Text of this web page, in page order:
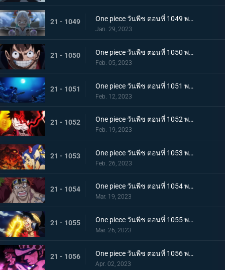
21 - 1049 One piece วันพีช ตอนที่ 1049 พากย์ไทย ลูฟี่โบยบิน! ล้างแค้นร้อยอสูร
Jan. 29, 2023
21 - 1050 One piece วันพีช ตอนที่ 1050 พากย์ไทย มังกร 2 ตัวเผชิญหน้า! ความมุ่งมั่นของโมโมโนะสุเกะ!
Feb. 05, 2023
21 - 1051 One piece วันพีช ตอนที่ 1051 พากย์ไทย ตำนานกลับมาอีกครั้ง! หมัดของลูฟี่คำรามบนท้องฟ้า
Feb. 12, 2023
21 - 1052 One piece วันพีช ตอนที่ 1052 พากย์ไทย สถาการณ์ตึงเครียด! จุดจบของโอนิกาชิมะ!
Feb. 19, 2023
21 - 1053 One piece วันพีช ตอนที่ 1053 พากย์ไทย ซันจิกลายพันธุ์ แขนทั้ง 2 เจอวิกฤติ!
Feb. 26, 2023
21 - 1054 One piece วันพีช ตอนที่ 1054 พากย์ไทย คู่หูต้องตาย! เดิมพันมรณะของคิลเลอร์
Mar. 19, 2023
21 - 1055 One piece วันพีช ตอนที่ 1055 พากย์ไทย ร่างเงาดึงเชือก! โอนิกาชิมะในเปลวเพลิง
Mar. 26, 2023
21 - 1056 One piece วันพีช ตอนที่ 1056 พากย์ไทย การโต้กลับ! ท่าผสานของคิดกับลอว์โต้กลับ
Apr. 02, 2023